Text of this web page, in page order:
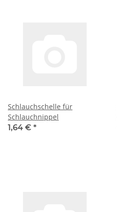
Schlauchschelle für
Schlauchnippel
1,64 € *